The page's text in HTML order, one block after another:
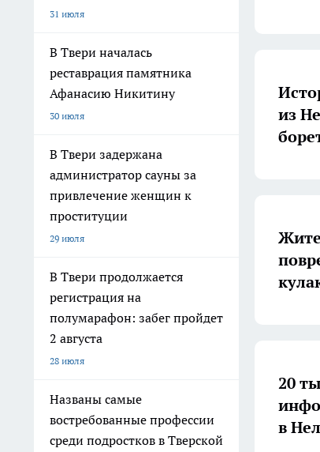
31 июля
В Твери началась
реставрация памятника
Афанасию Никитину
30 июля
В Твери задержана
администратор сауны за
привлечение женщин к
проституции
29 июля
В Твери продолжается
регистрация на
полумарафон: забег пройдет
2 августа
28 июля
Названы самые
востребованные профессии
среди подростков в Тверской
из
20
в